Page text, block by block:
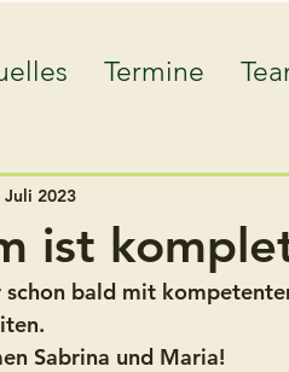
Termine
ist
Juli 2023
schon bald mit
Sabrina und Maria!